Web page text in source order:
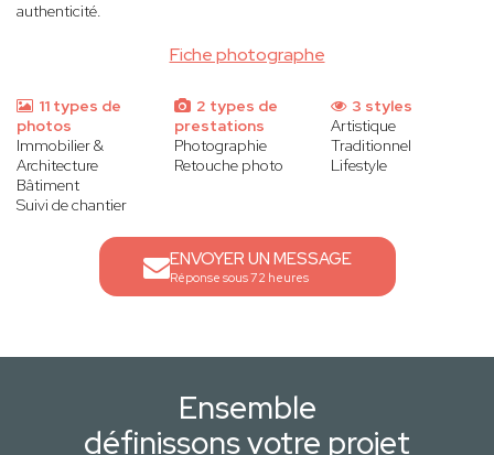
Fiche photographe
authenticité.
11 types de
photos
Immobilier &
Architecture
Bâtiment
Suivi de chantier
2 types de
prestations
Photographie
Retouche photo
3 styles
Artistique
Traditionnel
Lifestyle
ENVOYER UN MESSAGE
Réponse sous 72 heures
Ensemble
définissons votre projet